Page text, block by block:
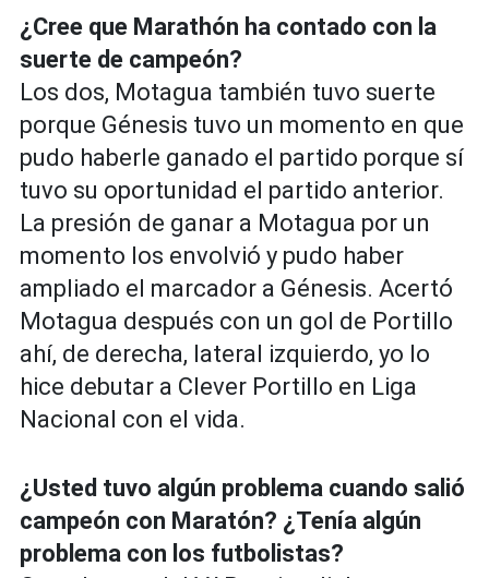
¿Cree que Marathón ha contado con la
suerte de campeón?
Los dos, Motagua también tuvo suerte
porque Génesis tuvo un momento en que
pudo haberle ganado el partido porque sí
tuvo su oportunidad el partido anterior.
La presión de ganar a Motagua por un
momento los envolvió y pudo haber
ampliado el marcador a Génesis. Acertó
Motagua después con un gol de Portillo
ahí, de derecha, lateral izquierdo, yo lo
hice debutar a Clever Portillo en Liga
Nacional con el vida.
¿Usted tuvo algún problema cuando salió
campeón con Maratón? ¿Tenía algún
problema con los futbolistas?